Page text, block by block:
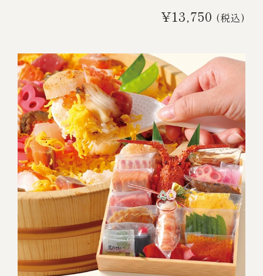
¥13,750 (税込)